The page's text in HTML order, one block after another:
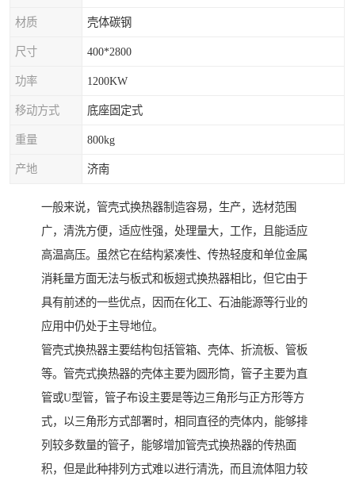
材质 壳体碳钢
尺寸 400*2800
功率 1200KW
移动方式 底座固定式
重量 800kg
产地 济南
一般来说，管壳式换热器制造容易，生产，选材范围
广，清洗方便，适应性强，处理量大，工作，且能适应
高温高压。虽然它在结构紧凑性、传热轻度和单位金属
消耗量方面无法与板式和板翅式换热器相比，但它由于
具有前述的一些优点，因而在化工、石油能源等行业的
应用中仍处于主导地位。
管壳式换热器主要结构包括管箱、壳体、折流板、管板
等。管壳式换热器的壳体主要为圆形筒，管子主要为直
管或U型管，管子布设主要是等边三角形与正方形等方
式，以三角形方式部署时，相同直径的壳体内，能够排
列较多数量的管子，能够增加管壳式换热器的传热面
积，但是此种排列方式难以进行清洗，而且流体阻力较